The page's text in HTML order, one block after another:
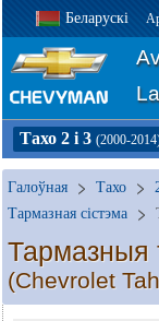
Беларускі
Тахо 2 і 3 (2000-
Галоўная Тахо
Тармазная сістэма
Тармазныя
(Chevrolet